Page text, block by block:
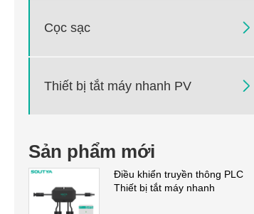
Cọc sạc 
Thiết bị tắt máy nhanh PV 
Sản phẩm mới
Điều khiển truyền thông PLC
Thiết bị tắt máy nhanh